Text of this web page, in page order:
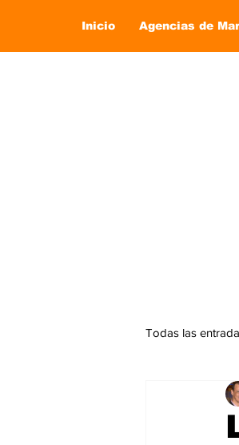
Inicio Agencias de
Todas las
Marketing